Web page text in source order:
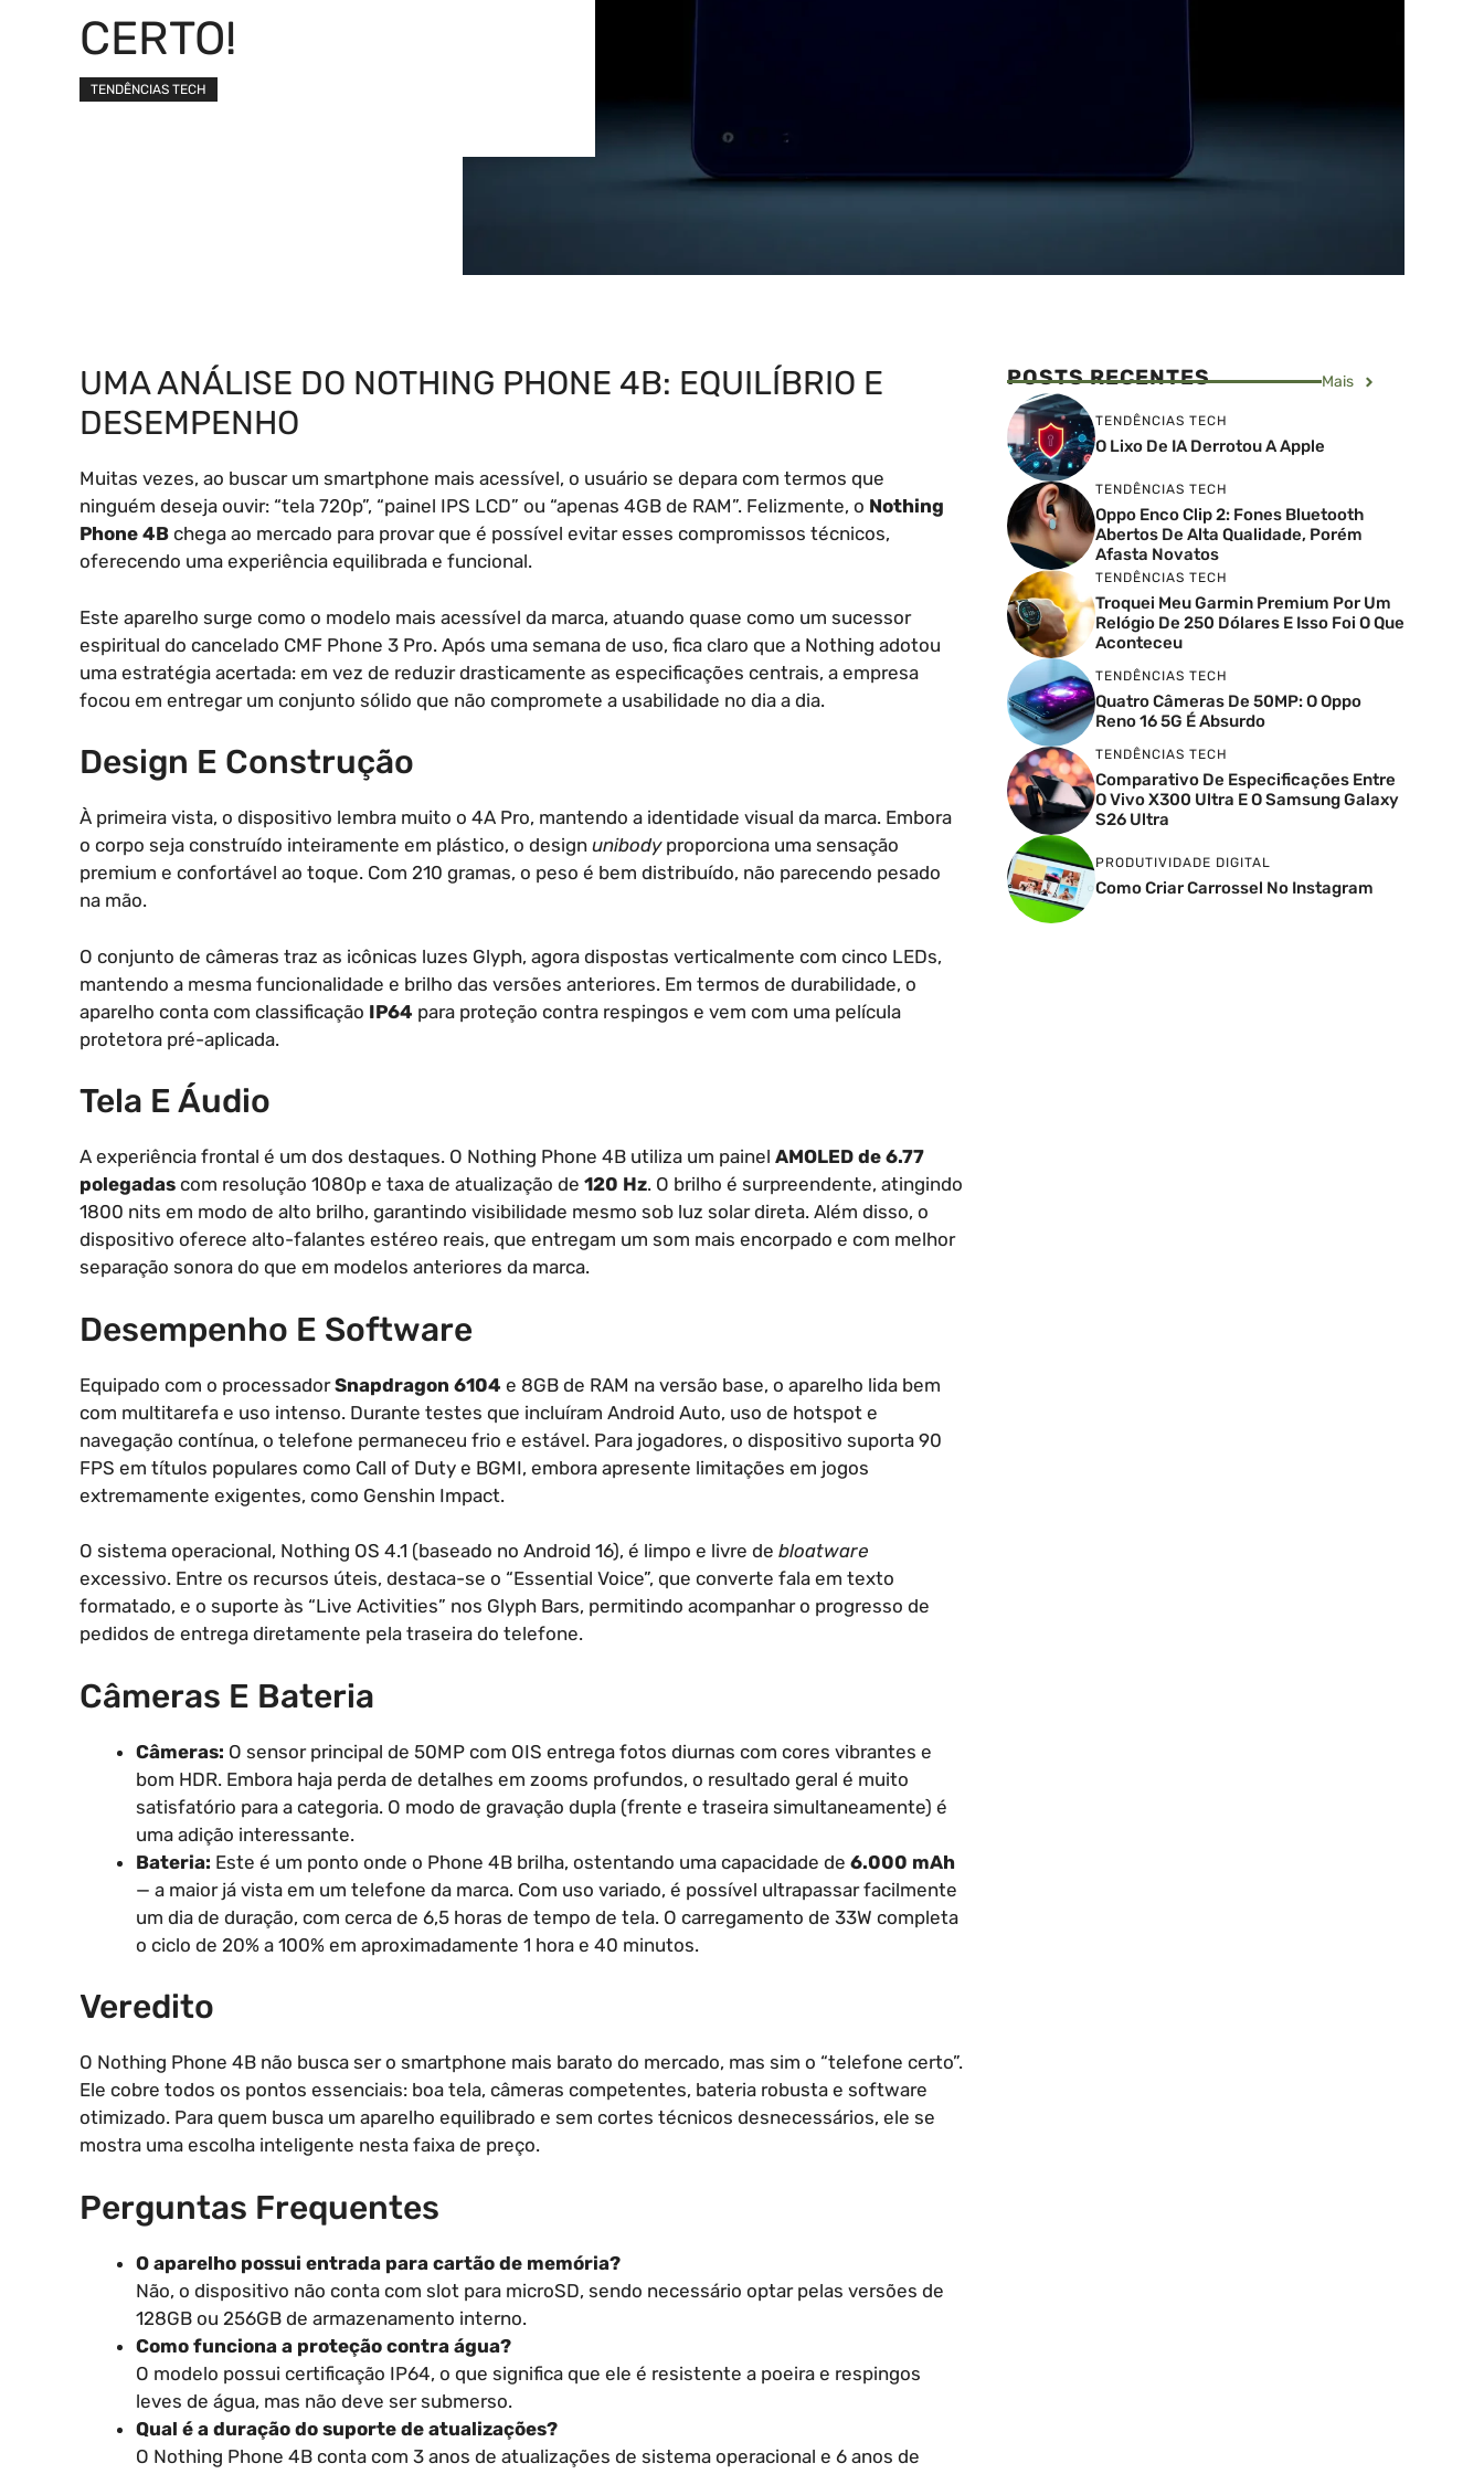
CERTO!
TENDÊNCIAS TECH
UMA ANÁLISE DO NOTHING PHONE 4B: EQUILÍBRIO E
DESEMPENHO
Muitas vezes, ao buscar um smartphone mais acessível, o usuário se depara com termos que
ninguém deseja ouvir: “tela 720p”, “painel IPS LCD” ou “apenas 4GB de RAM”. Felizmente, o Nothing
Phone 4B chega ao mercado para provar que é possível evitar esses compromissos técnicos,
oferecendo uma experiência equilibrada e funcional.
Este aparelho surge como o modelo mais acessível da marca, atuando quase como um sucessor
espiritual do cancelado CMF Phone 3 Pro. Após uma semana de uso, fica claro que a Nothing adotou
uma estratégia acertada: em vez de reduzir drasticamente as especificações centrais, a empresa
focou em entregar um conjunto sólido que não compromete a usabilidade no dia a dia.
Design E Construção
À primeira vista, o dispositivo lembra muito o 4A Pro, mantendo a identidade visual da marca. Embora
o corpo seja construído inteiramente em plástico, o design unibodyproporciona uma sensação
premium e confortável ao toque. Com 210 gramas, o peso é bem distribuído, não parecendo pesado
na mão.
O conjunto de câmeras traz as icônicas luzes Glyph, agora dispostas verticalmente com cinco LEDs,
mantendo a mesma funcionalidade e brilho das versões anteriores. Em termos de durabilidade, o
aparelho conta com classificação IP64 para proteção contra respingos e vem com uma película
protetora pré-aplicada.
Tela E Áudio
A experiência frontal é um dos destaques. O Nothing Phone 4B utiliza um painel AMOLED de 6.77
polegadas com resolução 1080p e taxa de atualização de 120 Hz. O brilho é surpreendente, atingindo
1800 nits em modo de alto brilho, garantindo visibilidade mesmo sob luz solar direta. Além disso, o
dispositivo oferece alto-falantes estéreo reais, que entregam um som mais encorpado e com melhor
separação sonora do que em modelos anteriores da marca.
Desempenho E Software
Equipado com o processadorSnapdragon 6104 e 8GB de RAM na versão base, o aparelho lida bem
com multitarefa e uso intenso. Durante testes que incluíram Android Auto, uso de hotspot e
navegação contínua, o telefone permaneceu frio e estável. Para jogadores, o dispositivo suporta 90
FPS em títulos populares como Call of Duty e BGMI, embora apresente limitações em jogos
extremamente exigentes, como Genshin Impact.
O sistema operacional, Nothing OS 4.1 (baseado no Android 16), é limpo e livre de bloatware
excessivo. Entre os recursos úteis, destaca-se o “Essential Voice”, que converte fala em texto
formatado, e o suporte às “Live Activities” nos Glyph Bars, permitindo acompanhar o progresso de
pedidos de entrega diretamente pela traseira do telefone.
Câmeras E Bateria
Câmeras: O sensor principal de 50MP com OIS entrega fotos diurnas com cores vibrantes e
bom HDR. Embora haja perda de detalhes em zooms profundos, o resultado geral é muito
satisfatório para a categoria. O modo de gravação dupla (frente e traseira simultaneamente) é
uma adição interessante.
Bateria: Este é um ponto onde o Phone 4B brilha, ostentando uma capacidade de 6.000 mAh
— a maior já vista em um telefone da marca. Com uso variado, é possível ultrapassar facilmente
um dia de duração, com cerca de 6,5 horas de tempo de tela. O carregamento de 33W completa
o ciclo de 20% a 100% em aproximadamente 1 hora e 40 minutos.
Veredito
O Nothing Phone 4B não busca ser o smartphone mais barato do mercado, mas sim o “telefone certo”.
Ele cobre todos os pontos essenciais: boa tela, câmeras competentes, bateria robusta e software
otimizado. Para quem busca um aparelho equilibrado e sem cortes técnicos desnecessários, ele se
mostra uma escolha inteligente nesta faixa de preço.
Perguntas Frequentes
O aparelho possui entrada para cartão de memória?
Não, o dispositivo não conta com slot para microSD, sendo necessário optar pelas versões de
128GB ou 256GB de armazenamento interno.
Como funciona a proteção contra água?
O modelo possui certificação IP64, o que significa que ele é resistente a poeira e respingos
leves de água, mas não deve ser submerso.
Qual é a duração do suporte de atualizações?
O Nothing Phone 4B conta com 3 anos de atualizações de sistema operacional e 6 anos de
POSTS RECENTES Mais
TENDÊNCIAS TECH
O Lixo De IA Derrotou A Apple
TENDÊNCIAS TECH
Oppo Enco Clip 2: Fones Bluetooth
Abertos De Alta Qualidade, Porém
Afasta Novatos
TENDÊNCIAS TECH
Troquei Meu Garmin Premium Por Um
Relógio De 250 Dólares E Isso Foi O Que
Aconteceu
TENDÊNCIAS TECH
Quatro Câmeras De 50MP: O Oppo
Reno 16 5G É Absurdo
TENDÊNCIAS TECH
Comparativo De Especificações Entre
O Vivo X300 Ultra E O Samsung Galaxy
S26 Ultra
PRODUTIVIDADE DIGITAL
Como Criar Carrossel No Instagram